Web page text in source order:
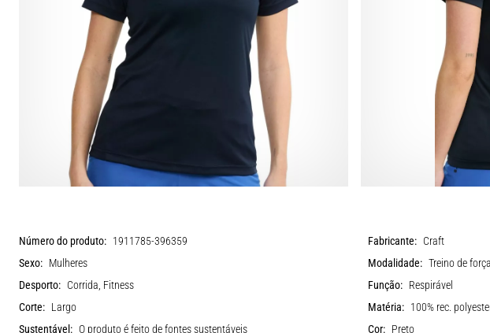
Número do produto: 1911785-396359 Fabricante: Craft
Sexo: Mulheres Modalidade: Treino de
Desporto: Corrida, Fitness Função: Respirável
Corte: Largo Matéria: 100% rec.
Sustentável: O produto é feito de fontes sustentáveis Cor: Preto